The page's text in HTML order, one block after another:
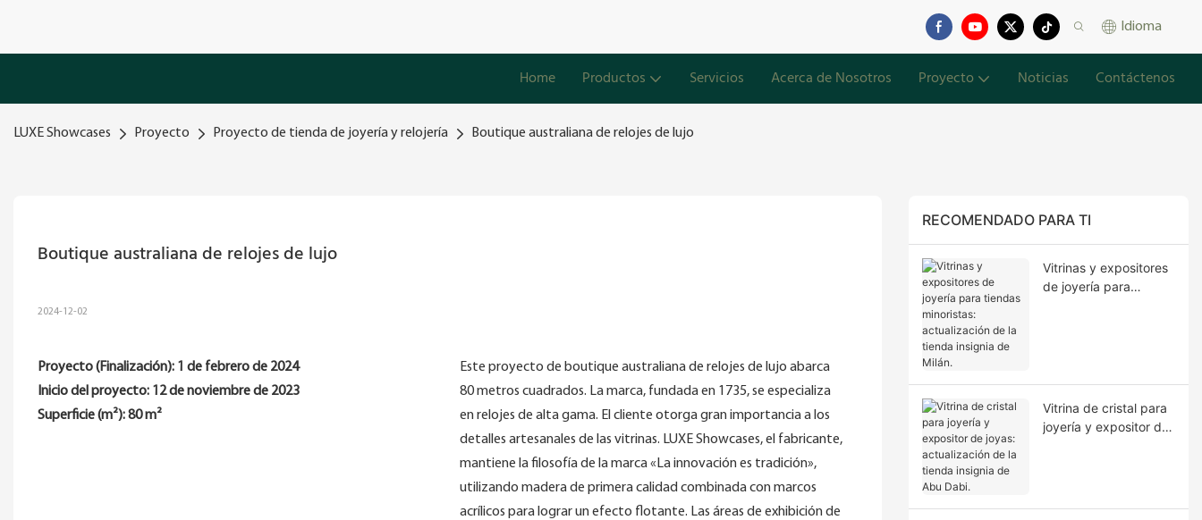
Idioma
Home Productos Servicios Acerca de Nosotros Proyecto Noticias Contáctenos
LUXE Showcases Proyecto Proyecto de tienda de joyería y relojería Boutique australiana de relojes de lujo
Boutique australiana de relojes de lujo
2024-12-02
Proyecto (Finalización): 1 de febrero de 2024
Inicio del proyecto: 12 de noviembre de 2023
Superficie (m²): 80 m²
Este proyecto de boutique australiana de relojes de lujo abarca
80 metros cuadrados. La marca, fundada en 1735, se especializa
en relojes de alta gama. El cliente otorga gran importancia a los
detalles artesanales de las vitrinas. LUXE Showcases, el fabricante,
mantiene la filosofía de la marca «La innovación es tradición»,
utilizando madera de primera calidad combinada con marcos
acrílicos para lograr un efecto flotante. Las áreas de exhibición de
RECOMENDADO PARA TI
Vitrinas y expositores
de joyería para
Vitrina de cristal para
joyería y expositor de